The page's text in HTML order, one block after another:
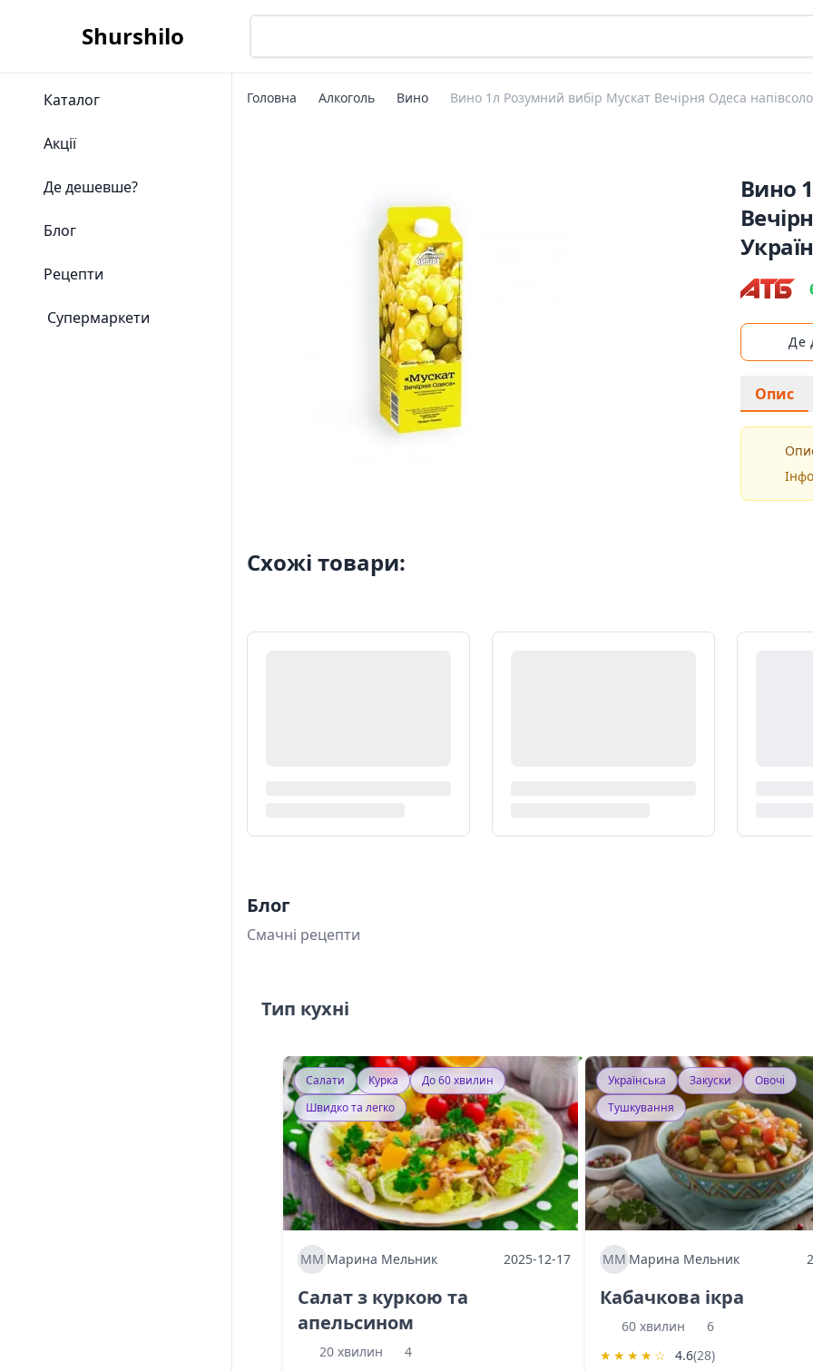
Shurshilo
Каталог
Акції
Де дешевше?
Блог
Рецепти
Супермаркети
Головна Алкоголь Вино Вино 1л Розумний вибір Мускат Вечірня Одеса
Вино
Де
Опис
Схожі товари:
Блог
Смачні рецепти
Тип кухні
Салати Курка
До 60 хвилин
Швидко та легко
ММ Марина Мельник 2025-12-17
Салат з куркою та
апельсином
20 хвилин
4
Українська Закуски
Овочі
Тушкування
ММ Марина Мельник
Кабачкова ікра
60 хвилин
6
★ ★ ★ ★ ☆ 4.6(28)